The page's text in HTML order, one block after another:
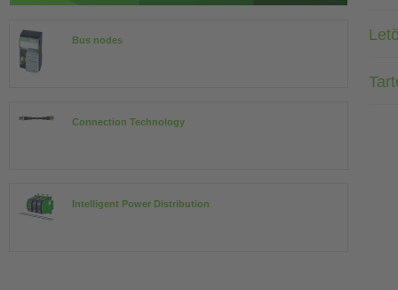
Bus nodes
Connection Technology
Intelligent Power Distribution